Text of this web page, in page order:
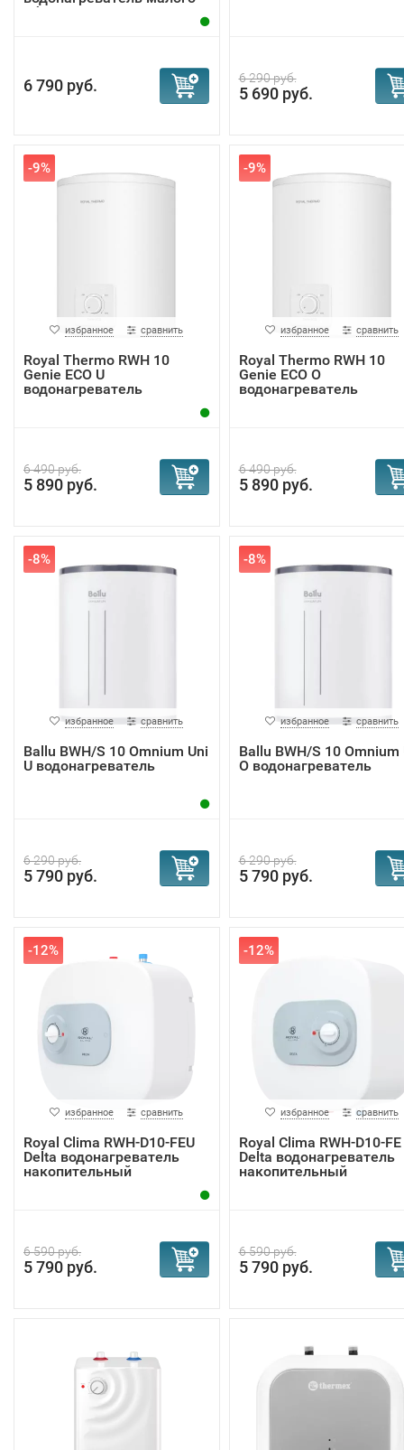
об...
6 790 руб. 6 290 руб.
5 690 руб.
-9%
избранное сравнить
Royal Thermo RWH 10
Genie ECO U
водонагреватель
6 490 руб.
5 890 руб.
-9%
избранное сравнить
Royal Thermo RWH 10
Genie ECO O
водонагреватель
6 490 руб.
5 890 руб.
-8%
избранное сравнить
Ballu BWH/S 10 Omnium Uni
U водонагреватель
6 290 руб.
5 790 руб.
-8%
избранное сравнить
Ballu BWH/S 10 Omnium
O водонагреватель
6 290 руб.
5 790 руб.
-12%
избранное сравнить
Royal Clima RWH-D10-FEU
Delta водонагреватель
накопительный
6 590 руб.
5 790 руб.
-12%
избранное сравнить
Royal Clima RWH-D10-FE
Delta водонагреватель
накопительный
6 590 руб.
5 790 руб.